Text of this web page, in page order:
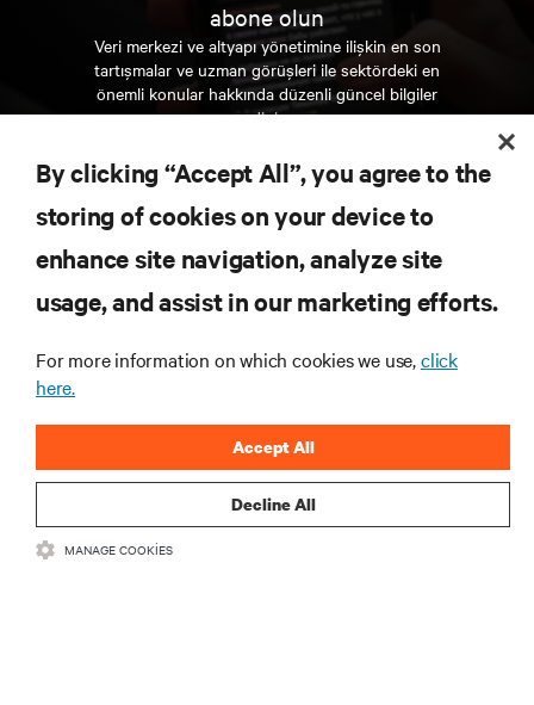
abone olun
Veri merkezi ve altyapı yönetimine ilişkin en son
tartışmalar ve uzman görüşleri ile sektördeki en
önemli konular hakkında düzenli güncel bilgiler
edinin.
ŞİMDİ KAYDOLUN
KAYNAKLAR
KURUMSAL
BIZIMLE ILETIŞIME GEÇIN
By clicking “Accept All”, you agree to the
storing of cookies on your device to
enhance site navigation, analyze site
usage, and assist in our marketing efforts.
For more information on which cookies we use,click
here.
Decline All
Accept All
MANAGE COOKIES